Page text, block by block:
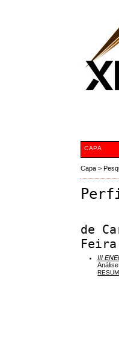
CAPA
Capa >
de
III